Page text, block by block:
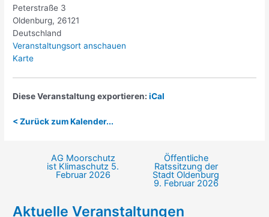
Peterstraße 3
Oldenburg, 26121
Deutschland
Veranstaltungsort anschauen
KarteKulturzentrum
Diese Veranstaltung exportieren:iCal
< Zurück zum Kalender...
Beitragsnavigation
AG Moorschutz
ist Klimaschutz 5.
Februar 2026
Öffentliche
Ratssitzung der
Stadt Oldenburg
9. Februar 2026
Aktuelle Veranstaltungen